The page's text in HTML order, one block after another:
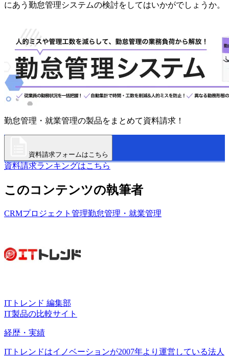
にあう勤怠管理システムの検討をしてはいかがでしょうか。
勤怠管理・就業管理の製品をまとめて資料請求！
資料請求フォームはこちら
資料請求ランキングはこちら
このコンテンツの執筆者
CRMプロジェクト管理勤怠管理・就業管理
ITトレンド 編集部
IT製品の比較サイト
経歴・実績
ITトレンドはイノベーションが2007年より運営している法人